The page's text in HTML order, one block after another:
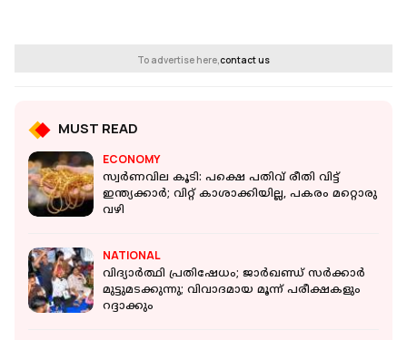
To advertise here,contact us
MUST READ
ECONOMY
സ്വർണവില കൂടി: പക്ഷെ പതിവ് രീതി വിട്ട്
ഇന്ത്യക്കാർ; വിറ്റ് കാശാക്കിയില്ല, പകരം മറ്റൊരു
വഴി
NATIONAL
വിദ്യാര്‍ത്ഥി പ്രതിഷേധം; ജാര്‍ഖണ്ഡ് സര്‍ക്കാര്‍
മുട്ടുമടക്കുന്നു; വിവാദമായ മൂന്ന് പരീക്ഷകളും
റദ്ദാക്കും